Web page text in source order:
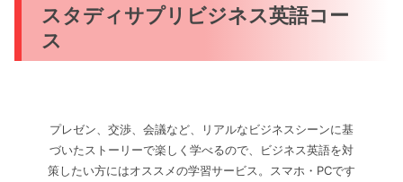
スタディサプリビジネス英語コー
ス
プレゼン、交渉、会議など、リアルなビジネスシーンに基
づいたストーリーで楽しく学べるので、ビジネス英語を対
策したい方にはオススメの学習サービス。スマホ・PCです